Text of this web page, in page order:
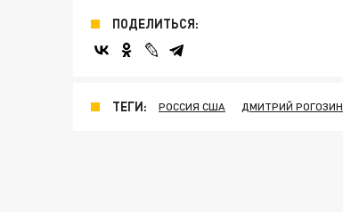
ПОДЕЛИТЬСЯ:
ТЕГИ: РОССИЯ США ДМИТРИЙ РОГОЗИН